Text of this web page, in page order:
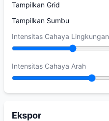
Tampilkan Grid
Tampilkan Sumbu
Intensitas Cahaya Lingkungan
Intensitas Cahaya Arah
Ekspor